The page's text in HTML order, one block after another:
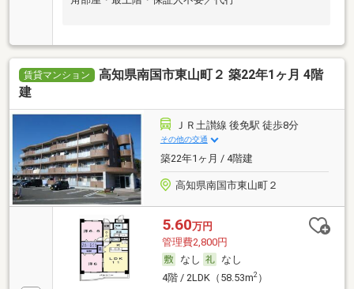
賃貸マンション
高知県南国市東山町２ 築22年1ヶ月 4階
建
ＪＲ土讃線 後免駅 徒歩8分
その他の交通
築22年1ヶ月 / 4階建
高知県南国市東山町２
5.60万円
管理費2,800円
なし
なし
4階 / 2LDK（58.53m2）